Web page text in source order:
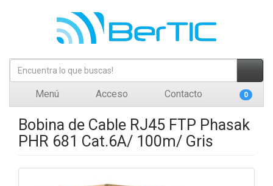
Menú Acceso Contacto 0
Bobina de Cable RJ45 FTP Phasak
PHR 681 Cat.6A/ 100m/ Gris